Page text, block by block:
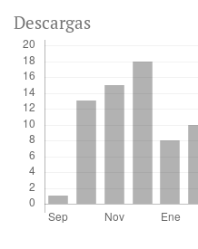
Descargas